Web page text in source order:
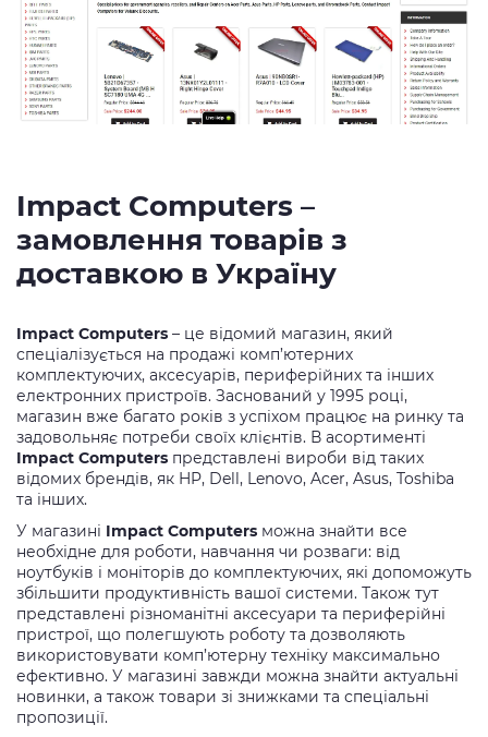
Impact Computers –
замовлення товарів з
доставкою в Україну
Impact Computers – це відомий магазин, який
спеціалізується на продажі комп’ютерних
комплектуючих, аксесуарів, периферійних та інших
електронних пристроїв. Заснований у 1995 році,
магазин вже багато років з успіхом працює на ринку та
задовольняє потреби своїх клієнтів. В асортименті
Impact Computers представлені вироби від таких
відомих брендів, як HP, Dell, Lenovo, Acer, Asus, Toshiba
та інших.
У магазині Impact Computers можна знайти все
необхідне для роботи, навчання чи розваги: від
ноутбуків і моніторів до комплектуючих, які допоможуть
збільшити продуктивність вашої системи. Також тут
представлені різноманітні аксесуари та периферійні
пристрої, що полегшують роботу та дозволяють
використовувати комп’ютерну техніку максимально
ефективно. У магазині завжди можна знайти актуальні
новинки, а також товари зі знижками та спеціальні
пропозиції.